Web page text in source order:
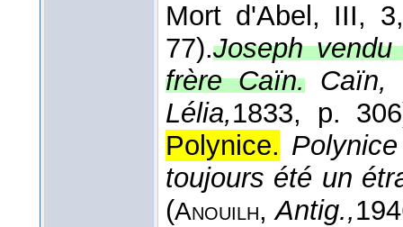
Mort d'Abel, III,
77).Joseph
frère Caïn. Caïn,
Lélia,1833, p.
Polynice.
toujours été un
(Anouilh,Antig.,